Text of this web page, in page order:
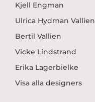
Kjell Engman
Ulrica Hydman Vallien
Bertil Vallien
Vicke Lindstrand
Erika Lagerbielke
Visa alla designers